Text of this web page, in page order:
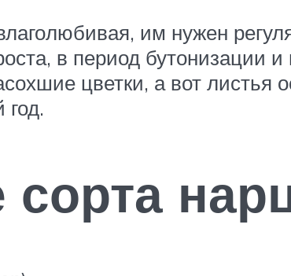
им нужен
в период бутонизации
цветки, а вот листья